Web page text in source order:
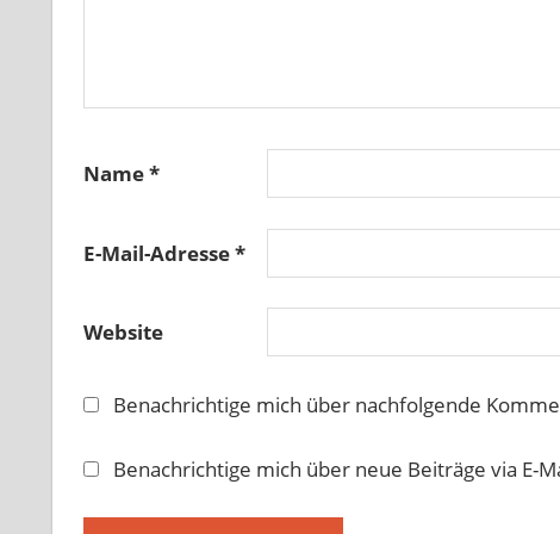
Name*
E-Mail-Adresse*
Website
Benachrichtige mich über nachfolgende
Benachrichtige mich über neue Beiträge via E-